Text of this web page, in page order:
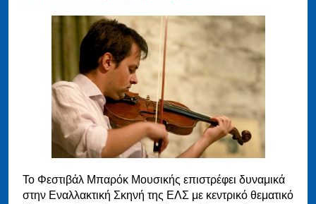
To Φεστιβάλ Μπαρόκ Μουσικής επιστρέφει δυναμικά
στην Εναλλακτική Σκηνή της ΕΛΣ με κεντρικό θεματικό